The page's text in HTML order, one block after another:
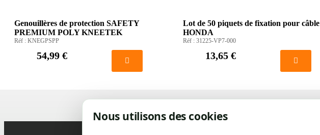
Nous utilisons des cookies
Genouillères de protection SAFETY
PREMIUM POLY KNEETEK
Réf : KNEGPSPP
54,99 €
Lot de 50 piquets de fixation pour câble
HONDA
Réf : 31225-VP7-000
13,65 €